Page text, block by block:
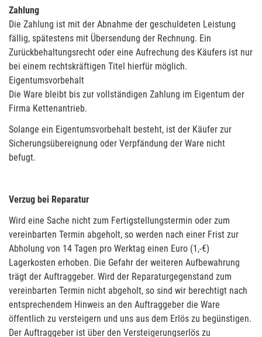
Zahlung
Die Zahlung ist mit der Abnahme der geschuldeten Leistung
fällig, spätestens mit Übersendung der Rechnung. Ein
Zurückbehaltungsrecht oder eine Aufrechung des Käufers ist nur
bei einem rechtskräftigen Titel hierfür möglich.
Eigentumsvorbehalt
Die Ware bleibt bis zur vollständigen Zahlung im Eigentum der
Firma Kettenantrieb.
Solange ein Eigentumsvorbehalt besteht, ist der Käufer zur
Sicherungsübereignung oder Verpfändung der Ware nicht
befugt.
Verzug bei Reparatur
Wird eine Sache nicht zum Fertigstellungstermin oder zum
vereinbarten Termin abgeholt, so werden nach einer Frist zur
Abholung von 14 Tagen pro Werktag einen Euro (1,-€)
Lagerkosten erhoben. Die Gefahr der weiteren Aufbewahrung
trägt der Auftraggeber. Wird der Reparaturgegenstand zum
vereinbarten Termin nicht abgeholt, so sind wir berechtigt nach
entsprechendem Hinweis an den Auftraggeber die Ware
öffentlich zu versteigern und uns aus dem Erlös zu begünstigen.
Der Auftraggeber ist über den Versteigerungserlös zu